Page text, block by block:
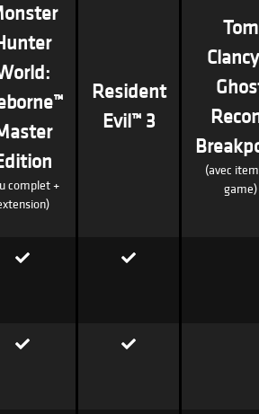
complet +
Resident
Evil™ 3
Tom
(avec
game)